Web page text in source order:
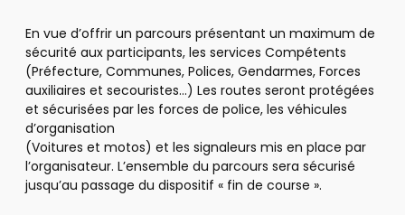
En vue d’offrir un parcours présentant un maximum de
sécurité aux participants, les services Compétents
(Préfecture, Communes, Polices, Gendarmes, Forces
auxiliaires et secouristes…) Les routes seront protégées
et sécurisées par les forces de police, les véhicules
d’organisation
(Voitures et motos) et les signaleurs mis en place par
l’organisateur. L’ensemble du parcours sera sécurisé
jusqu’au passage du dispositif « fin de course ».